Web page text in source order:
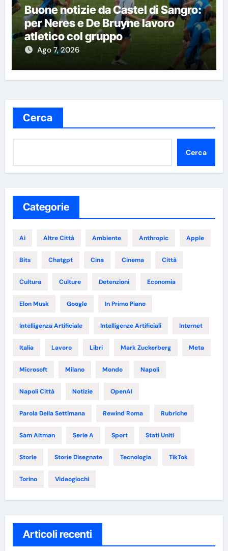
Buone notizie da Castel di Sangro:
per Neres e De Bruyne lavoro
atletico col gruppo
Ago 7, 2026
Cerca
Cerca
Categorie
Ai Altre Città Ambiente Anthropic Apple
Bits Chatgpt Cina Cinema Città
Cultura Culture Detenzioni Economia
Elon Musk Google In Primo Piano
Intelligenza Artificiale Intelligenze Artificiali Internet
Italia Lavoro Libri Mark Zuckerberg Meta
Microsoft Milano Mondo Napoli
Napoli Città Notizie OpenAI
Parola Della Settimana Rewind Roma Rubriche
Sam Altman Serie A Sport Stati Uniti
Storie Storie Disegnate Tecnologia TikTok
Torino Videogiochi
Articoli recenti